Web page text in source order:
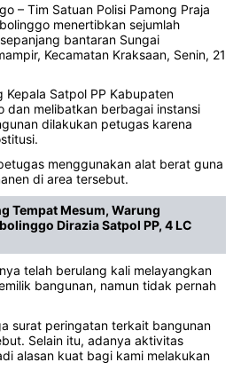
– Tim Satuan Polisi Pamong Praja
menertibkan sejumlah
bantaran Sungai
Kecamatan Kraksaan, Senin, 21
Kepala Satpol PP Kabupaten
dan melibatkan berbagai instansi
dilakukan petugas karena
menggunakan alat berat guna
di area tersebut.
Tempat Mesum, Warung
Dirazia Satpol PP, 4 LC
telah berulang kali melayangkan
bangunan, namun tidak pernah
surat peringatan terkait bangunan
Selain itu, adanya aktivitas
alasan kuat bagi kami melakukan